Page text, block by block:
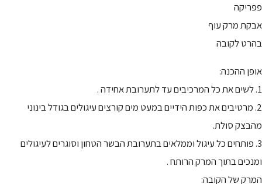
פפריקה
אבקת מרק עוף
בהרט לקובה
אופן ההכנה:
1. לשים את כל המרכיבים עד לתערובת אחידה .
2. מרטיבים את כפות הידיים במעט מים קורצים עיגולים בגודל בינוני
מהבצק סולת.
3. פותחים כל עיגול וממלאים בתערובת הבשר הטחון וסוגרים לעיגולים
ומנכים בתוך המרק הרותח .
המרק של הקובה: